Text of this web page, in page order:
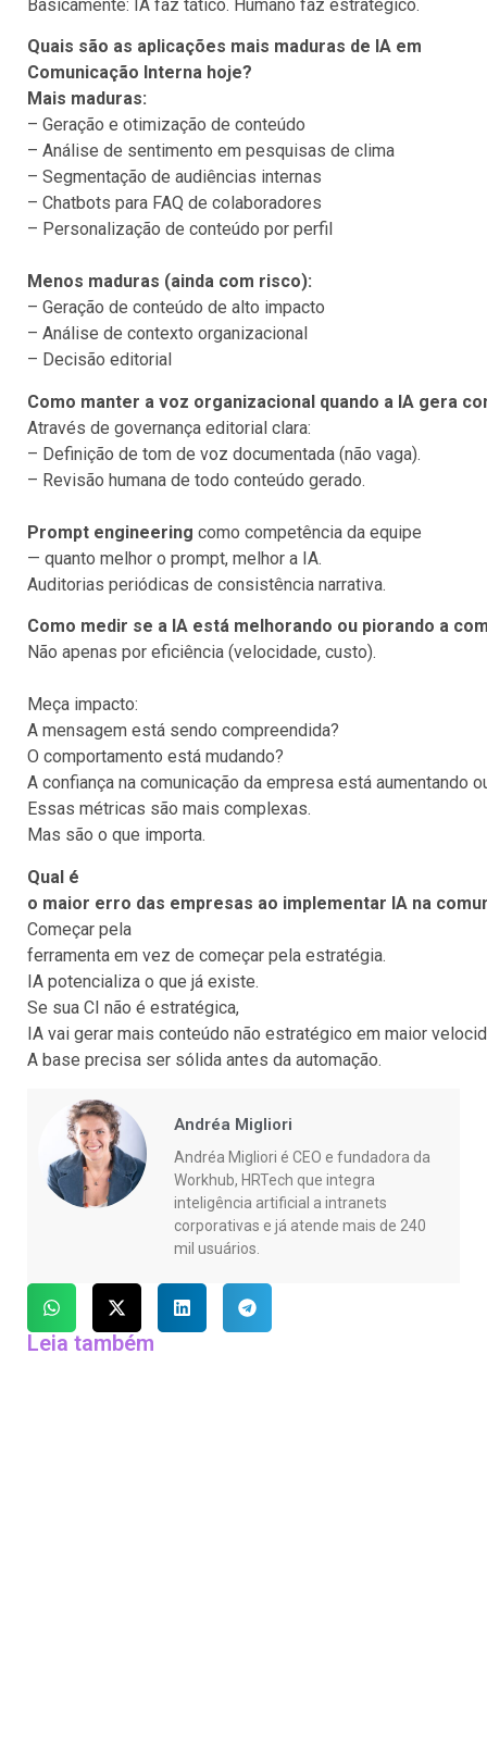
Basicamente: IA faz tático. Humano faz estratégico.
Quais são as aplicações mais maduras de IA em
Comunicação Interna hoje?
Mais maduras:
– Geração e otimização de conteúdo
– Análise de sentimento em pesquisas de clima
– Segmentação de audiências internas
– Chatbots para FAQ de colaboradores
– Personalização de conteúdo por perfil
Menos maduras (ainda com risco):
– Geração de conteúdo de alto impacto
– Análise de contexto organizacional
– Decisão editorial
Como manter a voz organizacional quando a IA gera
Através de governança editorial clara:
– Definição de tom de voz documentada (não vaga).
– Revisão humana de todo conteúdo gerado.
Prompt engineering como competência da equipe
— quanto melhor o prompt, melhor a IA.
Auditorias periódicas de consistência narrativa.
Como medir se a IA está melhorando ou piorando a
Não apenas por eficiência (velocidade, custo).
Meça impacto:
A mensagem está sendo compreendida?
O comportamento está mudando?
A confiança na comunicação da empresa está aumentando
Essas métricas são mais complexas.
Mas são o que importa.
Qual é
o maior erro das empresas ao implementar IA na
Começar pela
ferramenta em vez de começar pela estratégia.
IA potencializa o que já existe.
Se sua CI não é estratégica,
IA vai gerar mais conteúdo não estratégico em maior
A base precisa ser sólida antes da automação.
Andréa Migliori
Andréa Migliori é CEO e fundadora da
Workhub, HRTech que integra
inteligência artificial a intranets
corporativas e já atende mais de 240
mil usuários.
Leia também